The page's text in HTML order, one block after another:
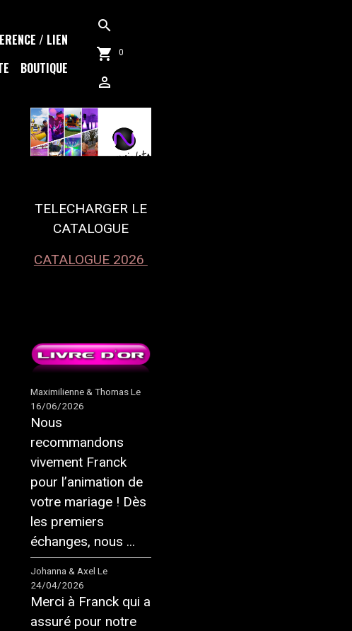
/ LIEN
BOUTIQUE
0
TELECHARGER LE
CATALOGUE
CATALOGUE 2026
Maximilienne & Thomas Le
16/06/2026
Nous
recommandons
vivement Franck
pour l’animation de
votre mariage ! Dès
les premiers
échanges, nous ...
Johanna & Axel Le
24/04/2026
Merci à Franck qui a
assuré pour notre